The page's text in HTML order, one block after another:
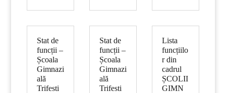
Stat de
funcții –
Școala
Gimnazi
ală
Trifesti
Stat de
funcții –
Școala
Gimnazi
ală
Trifesti
Lista
funcțiilo
r din
cadrul
ȘCOLII
GIMN